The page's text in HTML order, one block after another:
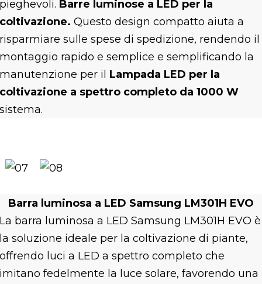
Barre luminose a LED per la
Questo design compatto aiuta a
sulle spese di spedizione, rendendo il
rapido e semplice e semplificando la
per il Lampada LED per la
a spettro completo da 1000 W
Barra luminosa a LED Samsung LM301H EVO
barra luminosa a LED Samsung LM301H EVO è
soluzione ideale per la coltivazione di piante,
luci a LED a spettro completo che
fedelmente la luce solare, favorendo una